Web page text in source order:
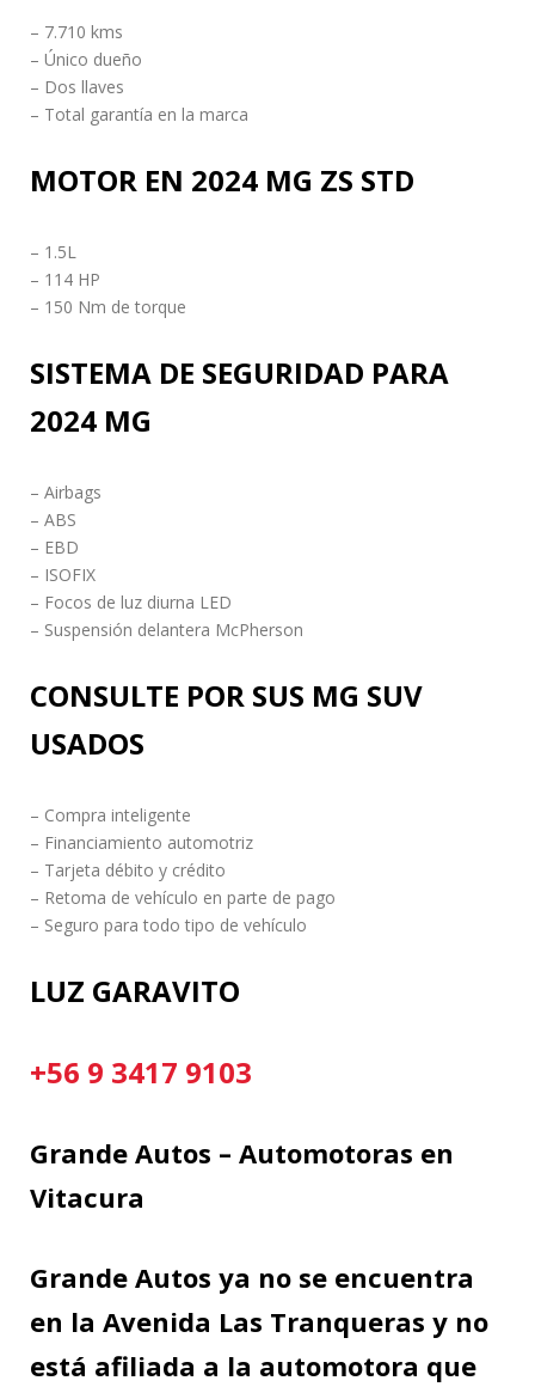
– 7.710 kms
– Único dueño
– Dos llaves
– Total garantía en la marca
MOTOR EN 2024 MG ZS STD
– 1.5L
– 114 HP
– 150 Nm de torque
SISTEMA DE SEGURIDAD PARA
2024 MG
– Airbags
– ABS
– EBD
– ISOFIX
– Focos de luz diurna LED
– Suspensión delantera McPherson
CONSULTE POR SUS MG SUV
USADOS
– Compra inteligente
– Financiamiento automotriz
– Tarjeta débito y crédito
– Retoma de vehículo en parte de pago
– Seguro para todo tipo de vehículo
LUZ GARAVITO
+56 9 3417 9103
Grande Autos – Automotoras en
Vitacura
Grande Autos ya no se encuentra
en la Avenida Las Tranqueras y no
está afiliada a la automotora que